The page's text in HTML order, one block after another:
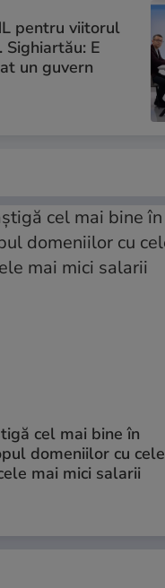
pentru viitorul
E
un guvern
cel mai bine în
domeniilor cu cele
mai mici salarii